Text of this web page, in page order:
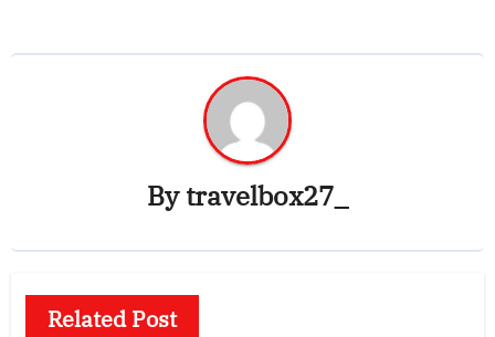
Bytravelbox27_
Related Post